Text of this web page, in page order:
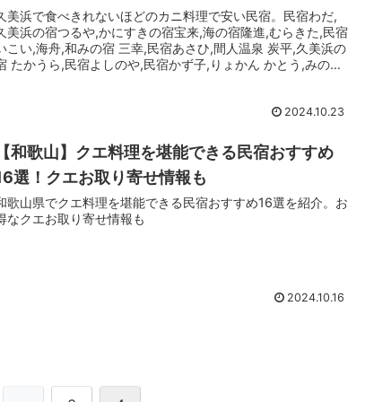
美浜で食べきれないほどのカニ料理で安い民宿。民宿わだ,
美浜の宿つるや,かにすきの宿宝来,海の宿隆進,むらきた,民宿
こい,海舟,和みの宿 三幸,民宿あさひ,間人温泉 炭平,久美浜の
たかうら,民宿よしのや,民宿かず子,りょかん かとう,みのり
2024.10.23
和歌山】クエ料理を堪能できる民宿おすすめ
選！クエお取り寄せ情報も
歌山県でクエ料理を堪能できる民宿おすすめ16選を紹介。お
なクエお取り寄せ情報も
2024.10.16